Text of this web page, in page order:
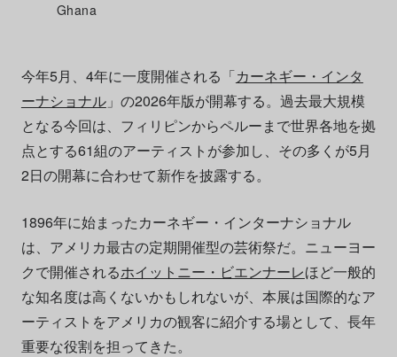
Ghana
今年5月、4年に一度開催される「カーネギー・インタ
ーナショナル」の2026年版が開幕する。過去最大規模
となる今回は、フィリピンからペルーまで世界各地を拠
点とする61組のアーティストが参加し、その多くが5月
2日の開幕に合わせて新作を披露する。
1896年に始まったカーネギー・インターナショナル
は、アメリカ最古の定期開催型の芸術祭だ。ニューヨー
クで開催されるホイットニー・ビエンナーレほど一般的
な知名度は高くないかもしれないが、本展は国際的なア
ーティストをアメリカの観客に紹介する場として、長年
重要な役割を担ってきた。